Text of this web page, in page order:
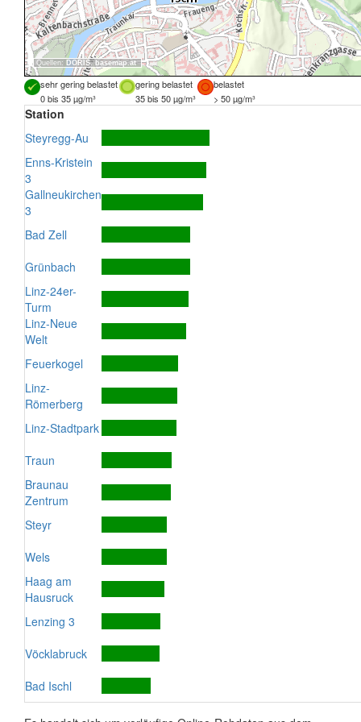
Quellen: DORIS, basemap.at
sehr gering belastet gering belastet
belastet
0 bis 35 µg/m³
35 bis 50 µg/m³ > 50 µg/m³
Station
Steyregg-Au
Enns-Kristein
3
Gallneukirchen
3
Bad Zell
Grünbach
Linz-24er-
Turm
Linz-Neue
Welt
Feuerkogel
Linz-
Römerberg
Linz-Stadtpark
Traun
Braunau
Zentrum
Steyr
Wels
Haag am
Hausruck
Lenzing 3
Vöcklabruck
Bad Ischl